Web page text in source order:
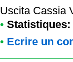
Uscita Cassia
• Statistiques:
• Ecrire un